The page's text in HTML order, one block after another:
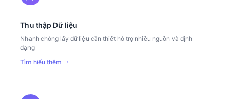
Thu thập Dữ liệu
Nhanh chóng lấy dữ liệu cần thiết hỗ trợ nhiều nguồn và định
dạng
Tìm hiểu thêm